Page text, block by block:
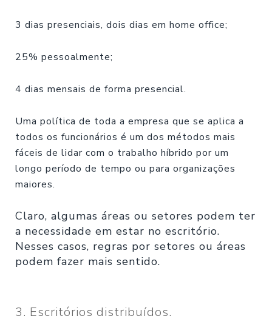
3 dias presenciais, dois dias em home office;
25% pessoalmente;
4 dias mensais de forma presencial.
Uma política de toda a empresa que se aplica a
todos os funcionários é um dos métodos mais
fáceis de lidar com o trabalho híbrido por um
longo período de tempo ou para organizações
maiores.
Claro, algumas áreas ou setores podem ter
a necessidade em estar no escritório.
Nesses casos, regras por setores ou áreas
podem fazer mais sentido.
3. Escritórios distribuídos.